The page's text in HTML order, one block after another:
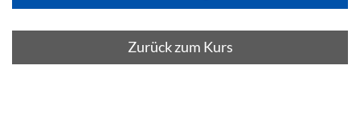
Zurück zum Kurs